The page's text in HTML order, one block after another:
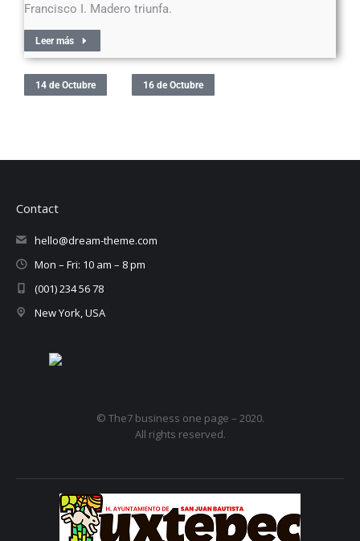
Francisco I. Madero triunfa.
Leer más
14 de Octubre 16 de Octubre
Contact
hello@dream-theme.com
Mon – Fri: 10 am – 8 pm
(001) 234 56 78
New York, USA
© The7 business one page – 2020.
All rights reserved.